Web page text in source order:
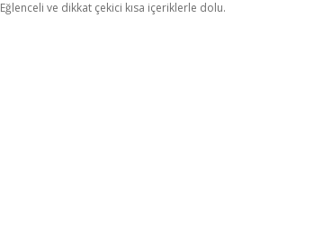
Eğlenceli ve dikkat çekici kısa içeriklerle dolu.